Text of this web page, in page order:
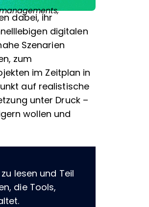
dabei, ihr
digitalen
Szenarien
zum
im Zeitplan in
auf realistische
unter Druck –
wollen und
lesen und Teil
die Tools,